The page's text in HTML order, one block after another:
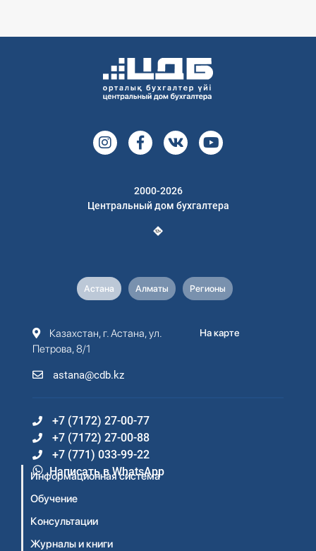
2000-2026
Центральный дом бухгалтера
Астана Алматы Регионы
Казахстан, г. Астана, ул.
Петрова, 8/1
astana@cdb.kz
На карте
+7 (7172) 27-00-77
+7 (7172) 27-00-88
+7 (771) 033-99-22
Написать в WhatsApp
Информационная система
Обучение
Консультации
Журналы и книги